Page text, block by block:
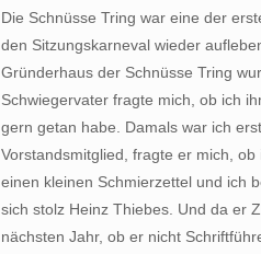
Die Schnüsse Tring war eine der
den Sitzungskarneval wieder
Gründerhaus der Schnüsse Tring
Schwiegervater fragte mich, ob ich
gern getan habe. Damals war ich
Vorstandsmitglied, fragte er mich,
einen kleinen Schmierzettel und ich
sich stolz Heinz Thiebes. Und da er
nächsten Jahr, ob er nicht